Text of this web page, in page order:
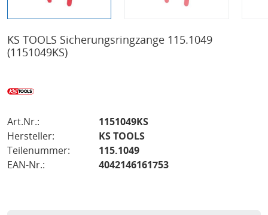
KS TOOLS Sicherungsringzange 115.1049
(1151049KS)
Art.Nr.:
1151049KS
Hersteller:
KS TOOLS
Teilenummer:
115.1049
EAN-Nr.:
4042146161753